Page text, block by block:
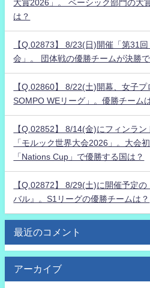
大賞2026」。 ベーシック部門の大
は？
【Q.02873】 8/23(日)開催「第31
会」。 団体戦の優勝チームが決勝
【Q.02860】 8/22(土)開幕、女子
SOMPO WEリーグ」。優勝チーム
【Q.02852】 8/14(金)にフィンラ
「モルック世界大会2026」。大会
「Nations Cup」で優勝する国は？
【Q.02872】 8/29(土)に開催予定
バル』。S1リーグの優勝チームは？
最近のコメント
アーカイブ